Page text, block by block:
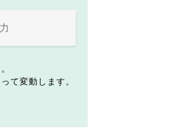
て変動します。